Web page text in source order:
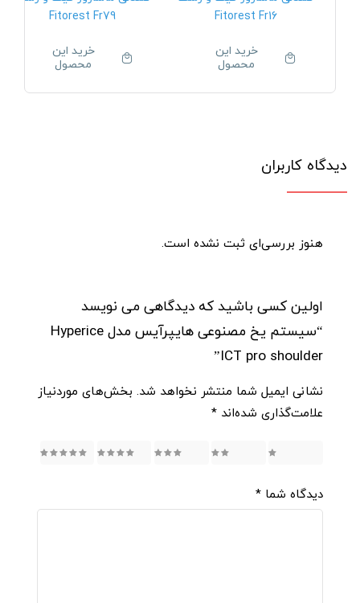
Fitorest Fr16
خرید این
محصول
Fitorest Fr79
خرید این
محصول
دیدگاه کاربران
هنوز بررسی‌ای ثبت نشده است.
اولین کسی باشید که دیدگاهی می نویسد
“سیستم یخ مصنوعی هایپرآیس مدل Hyperice
ICT pro shoulder”
نشانی ایمیل شما منتشر نخواهد شد. بخش‌های موردنیاز
علامت‌گذاری شده‌اند *
5
دیدگاه شما *